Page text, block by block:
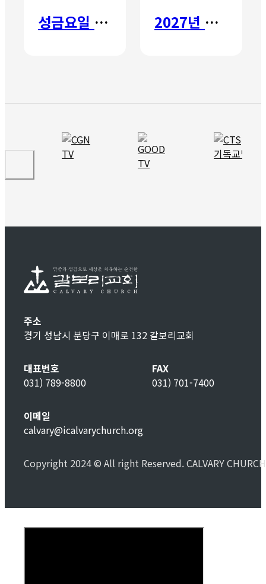
성금요일 칸타타 2027년 갈보리 어학원 유치부 신입생 모집
주소
경기 성남시 분당구 이매로 132 갈보리교회
대표번호
031) 789-8800
FAX
031) 701-7400
이메일
calvary@icalvarychurch.org
Copyright 2024 © All right Reserved. CALVARY CHURCH